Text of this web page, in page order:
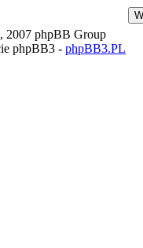
2007 phpBB Group
phpBB3 - phpBB3.PL